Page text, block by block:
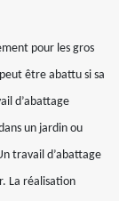
pour les gros
être abattu si sa
d’abattage
un jardin ou
travail d’abattage
La réalisation